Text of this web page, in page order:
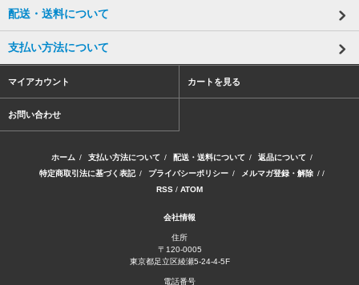
配送・送料について
支払い方法について
マイアカウント カートを見る
お問い合わせ
ホーム / 支払い方法について / 配送・送料について / 返品について /
特定商取引法に基づく表記 / プライバシーポリシー / メルマガ登録・解除 / /
RSS / ATOM
会社情報
住所
〒120-0005
東京都足立区綾瀬5-24-4-5F
電話番号